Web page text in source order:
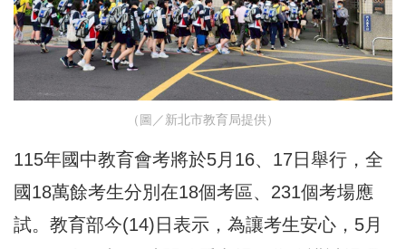
（圖／新北市教育局提供）
115年國中教育會考將於5月16、17日舉行，全
國18萬餘考生分別在18個考區、231個考場應
試。教育部今(14)日表示，為讓考生安心，5月